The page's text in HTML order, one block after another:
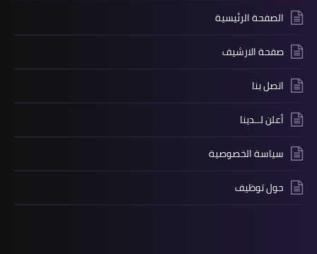
الصفحة الرئيسية
صفحة الارشيف
اتصل بنا
أعلن لــدينا
سياسة الخصوصية
حول توظيف